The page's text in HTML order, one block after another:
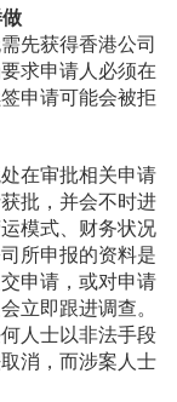
先获得香港公司
求申请人必须在
申请可能会被拒
在审批相关申请
批，并会不时进
模式、财务状况
所申报的资料是
申请，或对申请
立即跟进调查。
人士以非法手段
消，而涉案人士